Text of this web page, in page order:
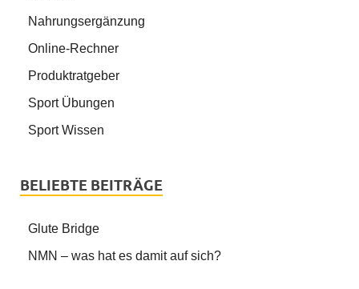
Nahrungsergänzung
Online-Rechner
Produktratgeber
Sport Übungen
Sport Wissen
BELIEBTE BEITRÄGE
Glute Bridge
NMN – was hat es damit auf sich?